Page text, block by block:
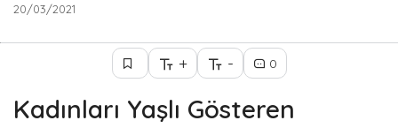
20/03/2021
+ - 0
Kadınları Yaşlı Gösteren